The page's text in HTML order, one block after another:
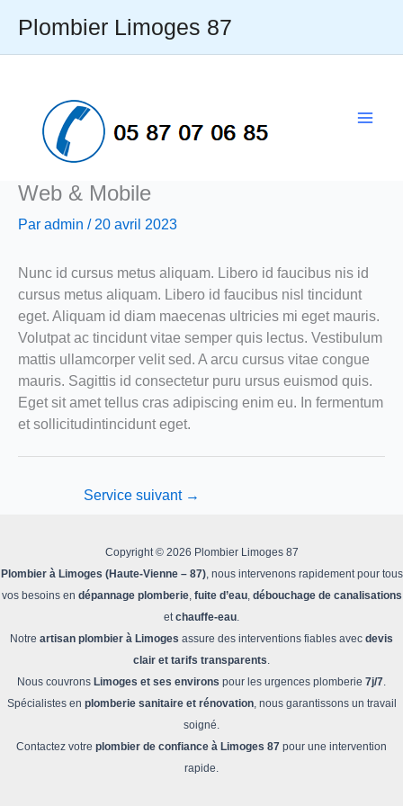
contenu
Plombier Limoges 87
Web & Mobile
Par admin / 20 avril 2023
Nunc id cursus metus aliquam. Libero id faucibus nis id
cursus metus aliquam. Libero id faucibus nisl tincidunt
eget. Aliquam id diam maecenas ultricies mi eget mauris.
Volutpat ac tincidunt vitae semper quis lectus. Vestibulum
mattis ullamcorper velit sed. A arcu cursus vitae congue
mauris. Sagittis id consectetur puru ursus euismod quis.
Eget sit amet tellus cras adipiscing enim eu. In fermentum
et sollicitudintincidunt eget.
Service suivant →
Copyright © 2026 Plombier Limoges 87
Plombier à Limoges (Haute-Vienne – 87), nous intervenons rapidement pour tous
vos besoins en dépannage plomberie, fuite d’eau, débouchage de canalisations
et chauffe-eau
Notre artisan plombier à Limoges assure des interventions fiables avec devis
clair et tarifs transparents
Nous couvrons Limoges et ses environs pour les urgences plomberie 7j/7
Spécialistes en plomberie sanitaire et rénovation, nous garantissons un travail
soigné.
Contactez votre plombier de confiance à Limoges 87 pour une intervention
rapide.